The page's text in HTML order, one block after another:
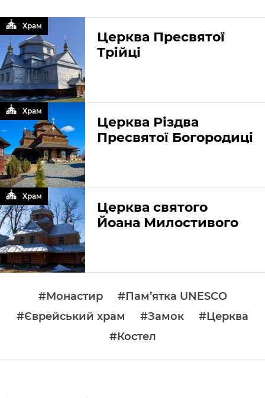
Церква Пресвятої
Трійці
Храм
Церква Різдва
Пресвятої Богородиці
Храм
Церква святого
Йоана Милостивого
Храм
#Монастир
#Пам’ятка UNESCO
#Єврейський храм
#Замок
#Церква
#Костел